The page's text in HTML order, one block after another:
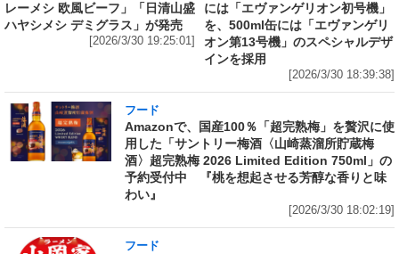
レーメシ 欧風ビーフ」「日清山盛
ハヤシメシ デミグラス」が発売
[2026/3/30 19:25:01]
には「エヴァンゲリオン初号機」
を、500ml缶には「エヴァンゲリ
オン第13号機」のスペシャルデザ
インを採用
[2026/3/30 18:39:38]
フード
Amazonで、国産100％「超完熟梅」を贅沢に使
用した「サントリー梅酒〈山崎蒸溜所貯蔵梅
酒〉超完熟梅 2026 Limited Edition 750ml」の
予約受付中 『桃を想起させる芳醇な香りと味
わい』
[2026/3/30 18:02:19]
フード